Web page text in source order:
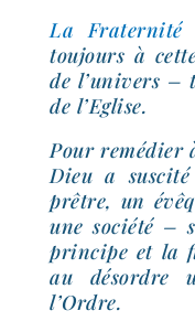
La Fraternité
tou­jours à
de l’univers –
de l’Eglise.
Pour remé­dier
Dieu a
prêtre, un
une socié­té –
prin­cipe et la
au désordre
l’Ordre.